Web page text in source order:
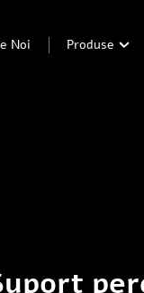
Noi Produse